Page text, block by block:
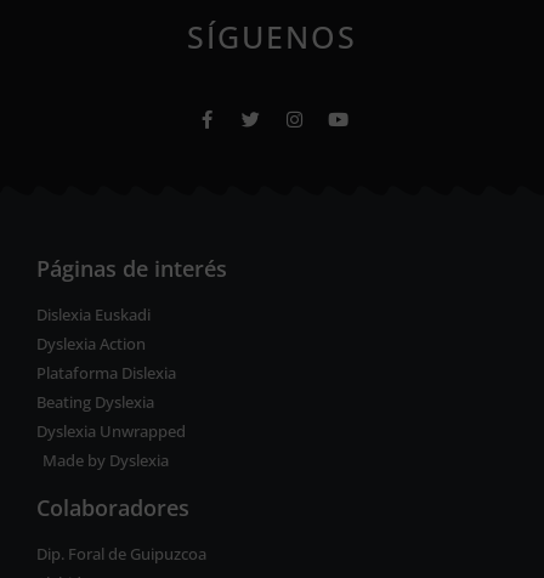
SÍGUENOS
Páginas de interés
Dislexia Euskadi
Dyslexia Action
Plataforma Dislexia
Beating Dyslexia
Dyslexia Unwrapped
Made by Dyslexia
Colaboradores
Dip. Foral de Guipuzcoa